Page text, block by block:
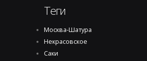
Теги
Москва-Шатура
Некрасовское
Саки